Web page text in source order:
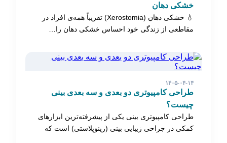
خشکی دهان
💧 خشکی دهان (Xerostomia) تقریباً همه‌ی افراد در
مقاطعی از زندگی خود احساس خشکی دهان را…
۱۴۰۵-۰۴-۱۴
طراحی کامپیوتری دو بعدی و سه بعدی بینی
چیست؟
طراحی کامپیوتری بینی یکی از پیشرفته‌ترین ابزارهای
کمکی در جراحی زیبایی بینی (رینوپلاستی) است که